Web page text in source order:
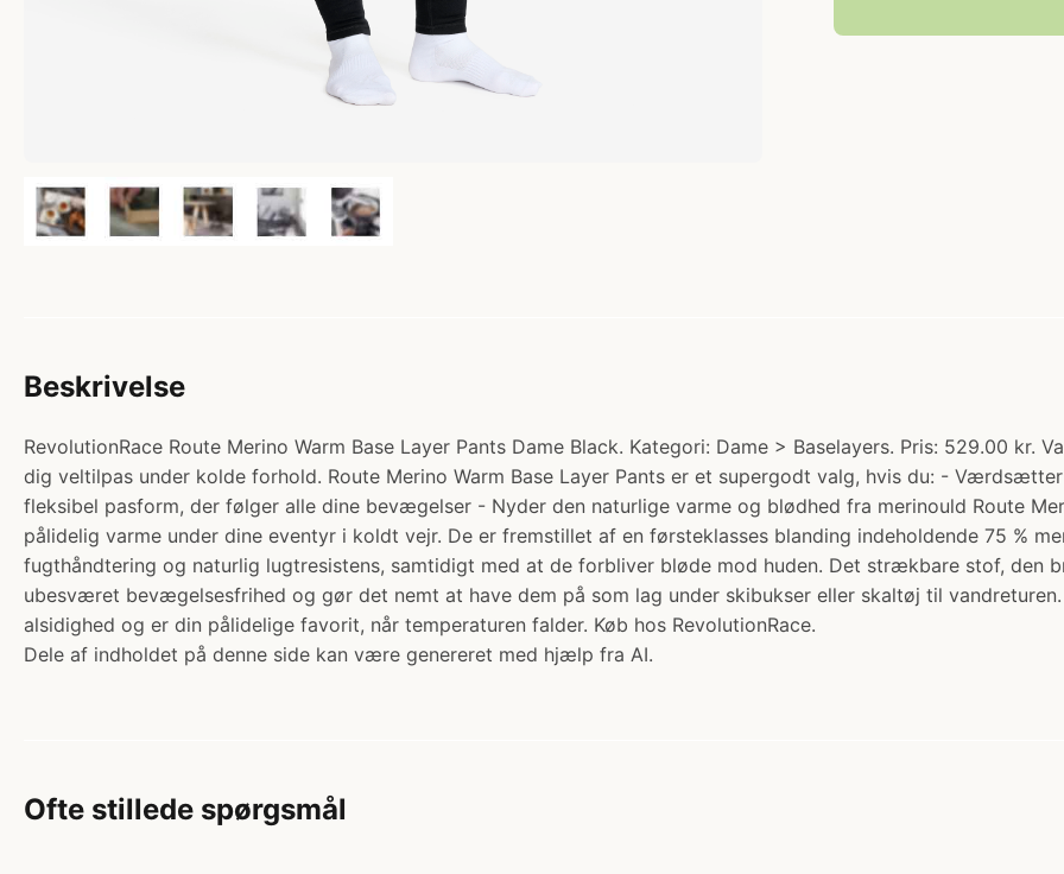
Beskrivelse
RevolutionRace Route Merino Warm Base Layer Pants Dame Black. Kategori: Dame > Baselayers. Pris: 529.00 kr.
dig veltilpas under kolde forhold. Route Merino Warm Base Layer Pants er et supergodt valg, hvis du: -
fleksibel pasform, der følger alle dine bevægelser - Nyder den naturlige varme og blødhed fra merinould Route
pålidelig varme under dine eventyr i koldt vejr. De er fremstillet af en førsteklasses blanding indeholdende 75 %
fugthåndtering og naturlig lugtresistens, samtidigt med at de forbliver bløde mod huden. Det strækbare stof, den
ubesværet bevægelsesfrihed og gør det nemt at have dem på som lag under skibukser eller skaltøj til
alsidighed og er din pålidelige favorit, når temperaturen falder. Køb hos RevolutionRace.
Dele af indholdet på denne side kan være genereret med hjælp fra AI.
Ofte stillede spørgsmål